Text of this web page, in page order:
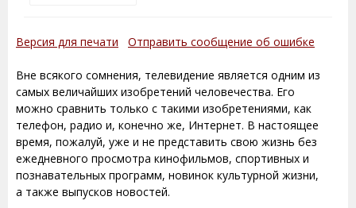
Версия для печати Отправить сообщение об ошибке
Вне всякого сомнения, телевидение является одним из
самых величайших изобретений человечества. Его
можно сравнить только с такими изобретениями, как
телефон, радио и, конечно же, Интернет. В настоящее
время, пожалуй, уже и не представить свою жизнь без
ежедневного просмотра кинофильмов, спортивных и
познавательных программ, новинок культурной жизни,
а также выпусков новостей.